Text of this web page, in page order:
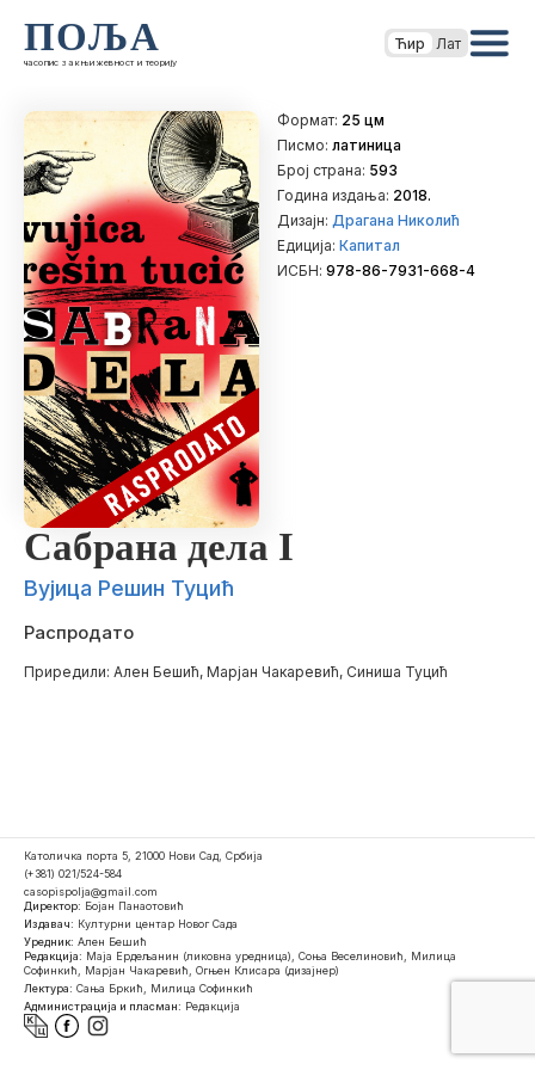
ПОЉА
часопис за књижевност и теорију
Ћир Лат
Формат: 25 цм
Писмо: латиница
Број страна: 593
Година издања: 2018.
Дизајн: Драгана Николић
Едиција: Капитал
ИСБН: 978-86-7931-668-4
Сабрана дела I
Вујица Решин Туцић
Распродато
Приредили: Ален Бешић, Марјан Чакаревић, Синиша Туцић
Католичка порта 5, 21000 Нови Сад, Србија
(+381) 021/524-584
casopispolja@gmail.com
Директор: Бојан Панаотовић
Издавач: Културни центар Новог Сада
Уредник: Ален Бешић
Редакција: Маја Ердељанин (ликовна уредница), Соња Веселиновић, Милица
Софинкић, Марјан Чакаревић, Огњен Клисара (дизајнер)
Лектура: Сања Бркић, Милица Софинкић
Администрација и пласман: Редакција